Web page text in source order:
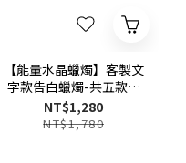
【能量水晶蠟燭】客製文
字款告白蠟燭-共五款可
選
NT$1,280
NT$1,780